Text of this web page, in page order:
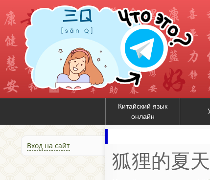
Китайский язык
онлайн
Вход на сайт
狐狸的夏